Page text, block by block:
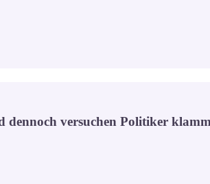
versuchen Politiker